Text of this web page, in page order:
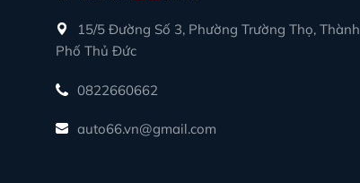
15/5 Đường Số 3, Phường Trường Thọ, Thành
Phố Thủ Đức
0822660662
auto66.vn@gmail.com